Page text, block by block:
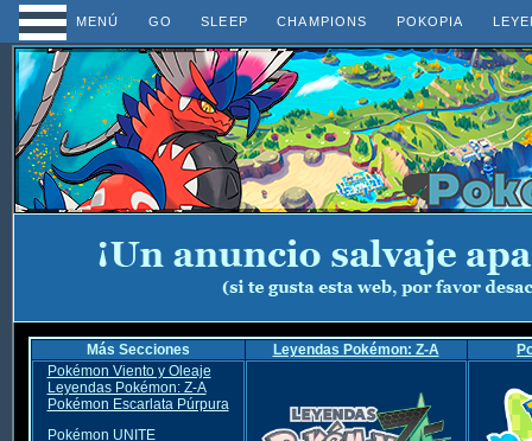
MENÚ GO SLEEP CHAMPIONS POKOPIA
Más Secciones Leyendas Pokémon: Z-A
Pokémon Viento y Oleaje
Leyendas Pokémon: Z-A
Pokémon Escarlata Púrpura
Pokémon UNITE